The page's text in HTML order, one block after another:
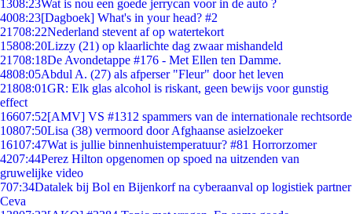
1308:23Wat is nou een goede jerrycan voor in de auto ?
4008:23[Dagboek] What's in your head? #2
21708:22Nederland stevent af op watertekort
15808:20Lizzy (21) op klaarlichte dag zwaar mishandeld
21708:18De Avondetappe #176 - Met Ellen ten Damme.
4808:05Abdul A. (27) als afperser "Fleur" door het leven
21808:01GR: Elk glas alcohol is riskant, geen bewijs voor gunstig
effect
16607:52[AMV] VS #1312 spammers van de internationale rechtsorde
10807:50Lisa (38) vermoord door Afghaanse asielzoeker
16107:47Wat is jullie binnenhuistemperatuur? #81 Horrorzomer
4207:44Perez Hilton opgenomen op spoed na uitzenden van
gruwelijke video
707:34Datalek bij Bol en Bijenkorf na cyberaanval op logistiek partner
Ceva